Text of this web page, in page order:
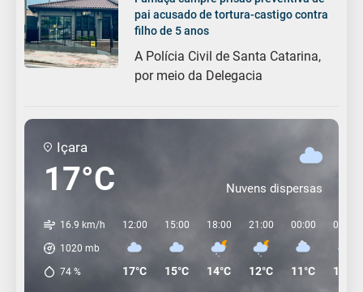
pai acusado de tortura-castigo contra
filho de 5 anos
A Polícia Civil de Santa Catarina,
por meio da Delegacia
Içara
17°C Nuvens dispersas
16.9 km/h
1020 mb
74 %
12:00
17°C
15:00
15°C
18:00
14°C
21:00
12°C
00:00
11°C
03:00
11°C